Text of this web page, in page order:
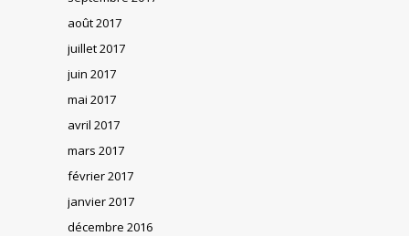
août 2017
juillet 2017
juin 2017
mai 2017
avril 2017
mars 2017
février 2017
janvier 2017
décembre 2016